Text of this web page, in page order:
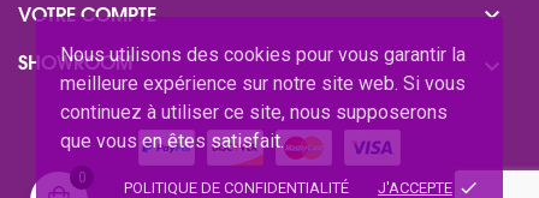
Nous utilisons des cookies pour vous garantir la
meilleure expérience sur notre site web. Si vous
continuez à utiliser ce site, nous supposerons
que vous en êtes satisfait.
POLITIQUE DE CONFIDENTIALITÉ J'ACCEPTE done
VOTRE COMPTE 
SHOWROOM 
0